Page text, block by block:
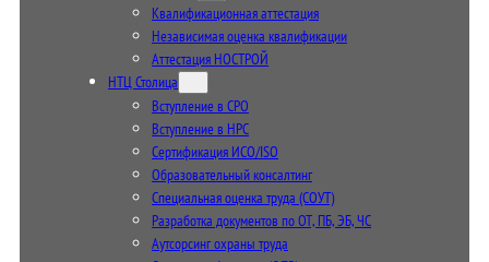
Квалификационная аттестация
Независимая оценка квалификации
Аттестация НОСТРОЙ
НТЦ Столица
Вступление в СРО
Вступление в НРС
Сертификация ИСО/ISO
Образовательный консалтинг
Специальная оценка труда (СОУТ)
Разработка документов по ОТ, ПБ, ЭБ, ЧС
Аутсорсинг охраны труда